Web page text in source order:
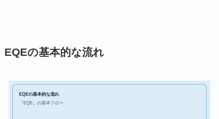
EQEの基本的な流れ
EQEの基本的な流れ
『EQE』の基本フロー